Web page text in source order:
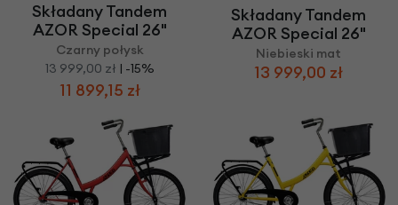
Składany Tandem
AZOR Special 26"
Czarny połysk
13 999,00 zł | -15%
11 899,15 zł
Składany Tandem
AZOR Special 26"
Niebieski mat
13 999,00 zł